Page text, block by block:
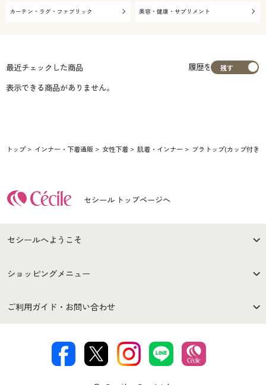
カーテン・ラグ・ファブリック 美容・健康・サプリメント
最近チェックした商品
履歴を
表示できる商品がありません。
トップ インナー・下着通販 女性下着 肌着・インナー ブラトップ(カップ付き
セシール トップページへ
セシールへようこそ
はじめての方へ
セシールご利用規約
著作権・商標について 会社案内
ショッピングメニュー
商品カテゴリ
ご利用ガイド・お問い合わせ
交換・返品は
お支払は